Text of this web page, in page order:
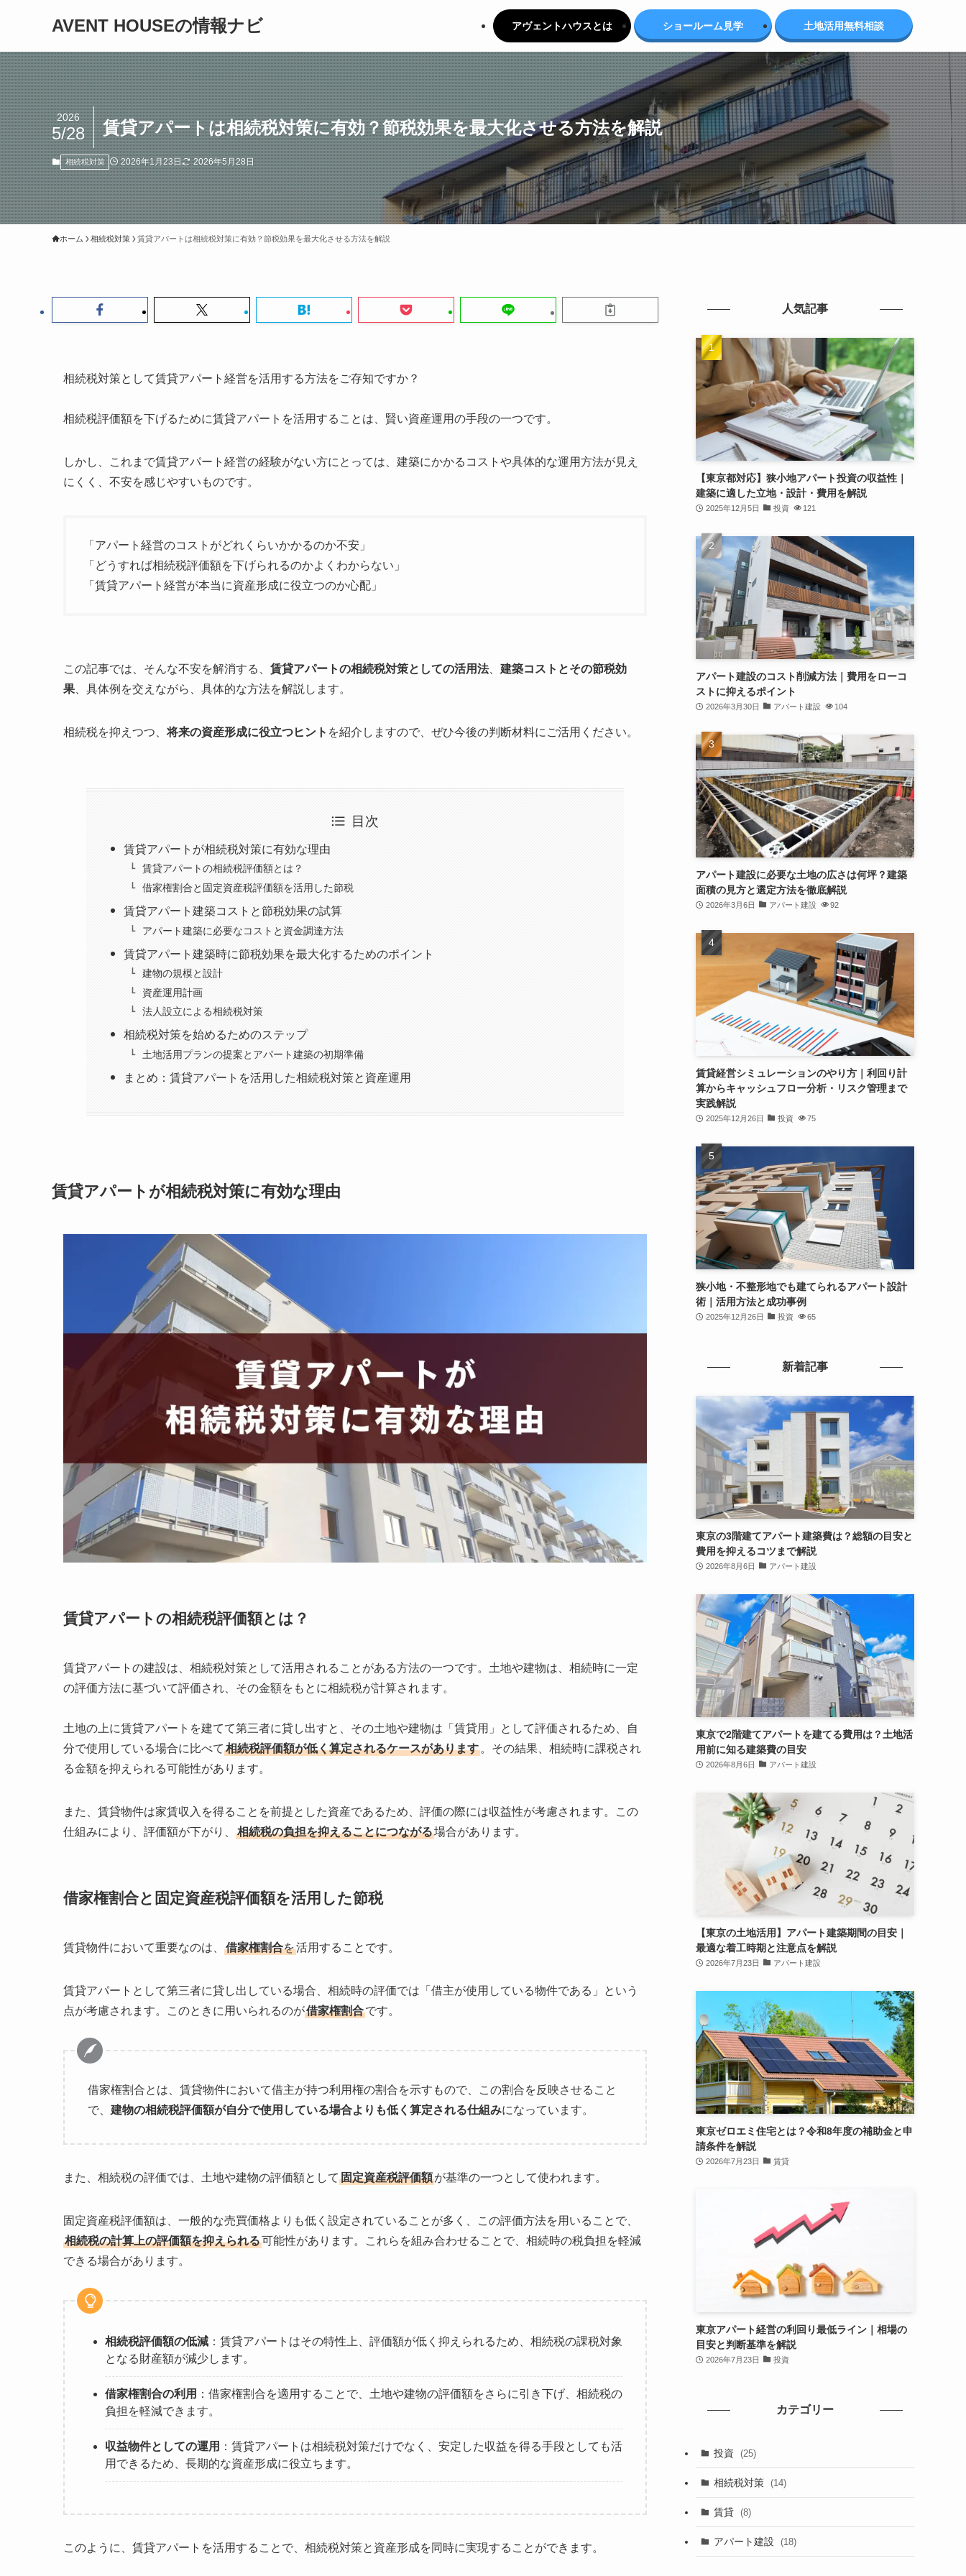
AVENT HOUSEの情報ナビ アヴェントハウスとは ショールーム見学 土地活用無料相談
賃貸アパートは相続税対策に有効？節税効果を最大化させる方法を解説
2026
5/28
相続税対策 2026年1月23日 2026年5月28日
ホーム 相続税対策 賃貸アパートは相続税対策に有効？節税効果を最大化させる方法を解説
相続税対策として賃貸アパート経営を活用する方法をご存知ですか？
相続税評価額を下げるために賃貸アパートを活用することは、賢い資産運用の手段の一つです。
しかし、これまで賃貸アパート経営の経験がない方にとっては、建築にかかるコストや具体的な運用方法が見え
にくく、不安を感じやすいものです。
「アパート経営のコストがどれくらいかかるのか不安」
「どうすれば相続税評価額を下げられるのかよくわからない」
「賃貸アパート経営が本当に資産形成に役立つのか心配」
この記事では、そんな不安を解消する、 賃貸アパートの相続税対策としての活用法、 建築コストとその節税効
果 、具体例を交えながら、具体的な方法を解説します。
相続税を抑えつつ、将来の資産形成に役立つヒント を紹介しますので、ぜひ今後の判断材料にご活用ください。
目次
賃貸アパートが相続税対策に有効な理由
賃貸アパートの相続税評価額とは？
借家権割合と固定資産税評価額を活用した節税
賃貸アパート建築コストと節税効果の試算
アパート建築に必要なコストと資金調達方法
賃貸アパート建築時に節税効果を最大化するためのポイント
建物の規模と設計
資産運用計画
法人設立による相続税対策
相続税対策を始めるためのステップ
土地活用プランの提案とアパート建築の初期準備
まとめ：賃貸アパートを活用した相続税対策と資産運用
賃貸アパートが相続税対策に有効な理由
賃貸アパートの相続税評価額とは？
賃貸アパートの建設は、相続税対策として活用されることがある方法の一つです。土地や建物は、相続時に一定
の評価方法に基づいて評価され、その金額をもとに相続税が計算されます。
土地の上に賃貸アパートを建てて第三者に貸し出すと、その土地や建物は「賃貸用」として評価されるため、自
分で使用している場合に比べて 相続税評価額が低く算定されるケースがあります 。その結果、相続時に課税され
る金額を抑えられる可能性があります。
また、賃貸物件は家賃収入を得ることを前提とした資産であるため、評価の際には収益性が考慮されます。この
仕組みにより、評価額が下がり、
相続税の負担を抑えることにつながる場合があります。
借家権割合と固定資産税評価額を活用した節税
賃貸物件において重要なのは、 借家権割合を活用することです。
賃貸アパートとして第三者に貸し出している場合、相続時の評価では「借主が使用している物件である」という
点が考慮されます。このときに用いられるのが借家権割合です。
借家権割合とは、賃貸物件において借主が持つ利用権の割合を示すもので、この割合を反映させること
で、 建物の相続税評価額が自分で使用している場合よりも低く算定される仕組みになっています。
また、相続税の評価では、土地や建物の評価額として 固定資産税評価額が基準の一つとして使われます。
固定資産税評価額は、一般的な売買価格よりも低く設定されていることが多く、この評価方法を用いることで、
相続税の計算上の評価額を抑えられる可能性があります。これらを組み合わせることで、相続時の税負担を軽減
できる場合があります。
相続税評価額の低減 ：賃貸アパートはその特性上、評価額が低く抑えられるため、相続税の課税対象
となる財産額が減少します。
借家権割合の利用 ：借家権割合を適用することで、土地や建物の評価額をさらに引き下げ、相続税の
負担を軽減できます。
収益物件としての運用 ：賃貸アパートは相続税対策だけでなく、安定した収益を得る手段としても活
用できるため、長期的な資産形成に役立ちます。
このように、賃貸アパートを活用することで、相続税対策と資産形成を同時に実現することができます。
人気記事
【東京都対応】狭小地アパート投資の収益性｜
建築に適した立地・設計・費用を解説
2025年12月5日 投資 121
アパート建設のコスト削減方法｜費用をローコ
ストに抑えるポイント
2026年3月30日 アパート建設 104
アパート建設に必要な土地の広さは何坪？建築
面積の見方と選定方法を徹底解説
2026年3月6日 アパート建設 92
賃貸経営シミュレーションのやり方｜利回り計
算からキャッシュフロー分析・リスク管理まで
実践解説
2025年12月26日 投資 75
狭小地・不整形地でも建てられるアパート設計
術｜活用方法と成功事例
2025年12月26日 投資 65
新着記事
東京の3階建てアパート建築費は？総額の目安と
費用を抑えるコツまで解説
2026年8月6日 アパート建設
東京で2階建てアパートを建てる費用は？土地活
用前に知る建築費の目安
2026年8月6日 アパート建設
【東京の土地活用】アパート建築期間の目安｜
最適な着工時期と注意点を解説
2026年7月23日 アパート建設
東京ゼロエミ住宅とは？令和8年度の補助金と申
請条件を解説
2026年7月23日 賃貸
東京アパート経営の利回り最低ライン｜相場の
目安と判断基準を解説
2026年7月23日 投資
カテゴリー
投資 (25)
相続税対策 (14)
賃貸 (8)
アパート建設 (18)